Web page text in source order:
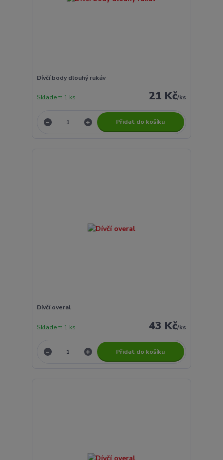
Dívčí body dlouhý rukáv
21 Kč/ks
Skladem 1 ks
Přidat do košíku
Dívčí overal
43 Kč/ks
Skladem 1 ks
Přidat do košíku